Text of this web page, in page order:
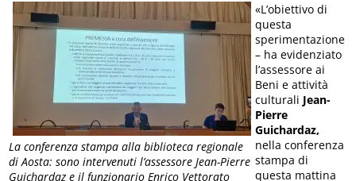
La conferenza stampa alla biblioteca regionale
di Aosta: sono intervenuti l’assessore Jean-Pierre
Guichardaz e il funzionario Enrico Vettorato
«L’obiettivo di
questa
sperimentazione
– ha evidenziato
l’assessore ai
Beni e attività
culturali Jean-
Pierre
Guichardaz,
nella conferenza
stampa di
questa mattina